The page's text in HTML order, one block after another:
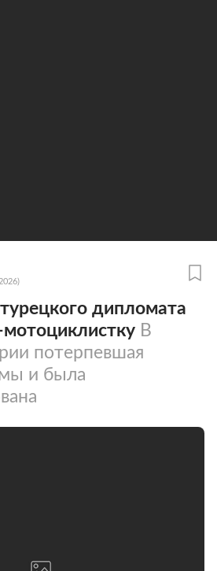
дипломата
В
потерпевшая
и была